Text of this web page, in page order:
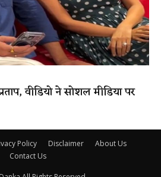
वीडियो ने सोशल मीडिया पर
Policy Disclaimer
About Us
Contact Us